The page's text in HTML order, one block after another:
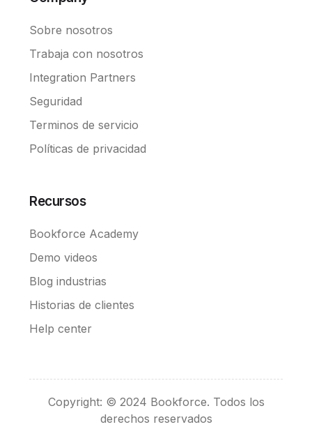
Sobre nosotros
Trabaja con nosotros
Integration Partners
Seguridad
Terminos de servicio
Políticas de privacidad
Recursos
Bookforce Academy
Demo videos
Blog industrias
Historias de clientes
Help center
Copyright: © 2024 Bookforce. Todos los
derechos reservados
Pedir demo